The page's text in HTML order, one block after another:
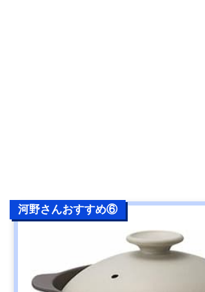
河野さんおすすめ⑥